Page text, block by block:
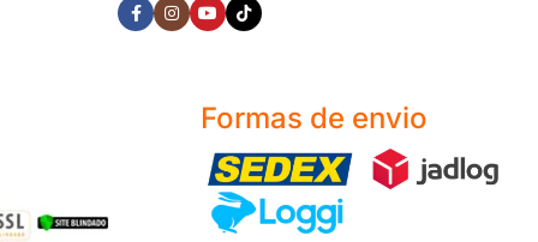
Formas de envio